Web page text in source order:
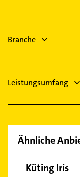
Lüftungsanlagen
Heizungsbauer
Branche
Leistungsumfang
Ähnliche
Küting Iris